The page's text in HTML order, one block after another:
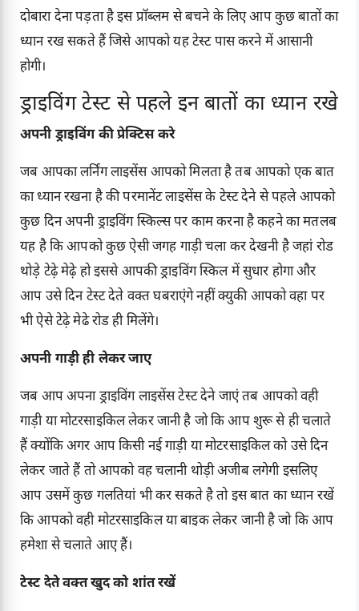
दोबारा देना पड़ता है इस प्रॉब्लम से बचने के लिए आप कुछ बातों का
ध्यान रख सकते हैं जिसे आपको यह टेस्ट पास करने में आसानी
होगी।
ड्राइविंग टेस्ट से पहले इन बातों का ध्यान रखे
अपनी ड्राइविंग की प्रेक्टिस करे
जब आपका लर्निंग लाइसेंस आपको मिलता है तब आपको एक बात
का ध्यान रखना है की परमानेंट लाइसेंस के टेस्ट देने से पहले आपको
कुछ दिन अपनी ड्राइविंग स्किल्स पर काम करना है कहने का मतलब
यह है कि आपको कुछ ऐसी जगह गाड़ी चला कर देखनी है जहां रोड
थोड़े टेढ़े मेढ़े हो इससे आपकी ड्राइविंग स्किल में सुधार होगा और
आप उसे दिन टेस्ट देते वक्त घबराएंगे नहीं क्युकी आपको वहा पर
भी ऐसे टेढ़े मेढे रोड ही मिलेंगे।
अपनी गाड़ी ही लेकर जाए
जब आप अपना ड्राइविंग लाइसेंस टेस्ट देने जाएं तब आपको वही
गाड़ी या मोटरसाइकिल लेकर जानी है जो कि आप शुरू से ही चलाते
हैं क्योंकि अगर आप किसी नई गाड़ी या मोटरसाइकिल को उसे दिन
लेकर जाते हैं तो आपको वह चलानी थोड़ी अजीब लगेगी इसलिए
आप उसमें कुछ गलतियां भी कर सकते है तो इस बात का ध्यान रखें
कि आपको वही मोटरसाइकिल या बाइक लेकर जानी है जो कि आप
हमेशा से चलाते आए हैं।
टेस्ट देते वक्त खुद को शांत रखें